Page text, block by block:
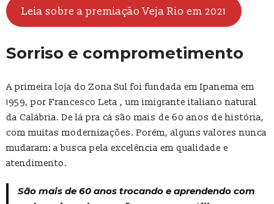
Leia sobre a premiação Veja Rio em 2021
Sorriso e comprometimento
A primeira loja do Zona Sul foi fundada em Ipanema em
1959, por Francesco Leta , um imigrante italiano natural
da Calábria. De lá pra cá são mais de 60 anos de história,
com muitas modernizações. Porém, alguns valores nunca
mudaram: a busca pela excelência em qualidade e
atendimento.
São mais de 60 anos trocando e aprendendo com